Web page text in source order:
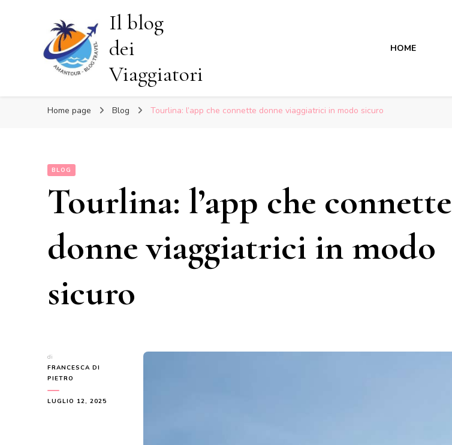
Il blog
dei
Viaggiatori
HOME
Home page Blog Tourlina: l’app che connette donne viaggiatrici in modo sicuro
BLOG
Tourlina: l’app che connette
donne viaggiatrici in modo
sicuro
di
FRANCESCA DI
PIETRO
LUGLIO 12, 2025